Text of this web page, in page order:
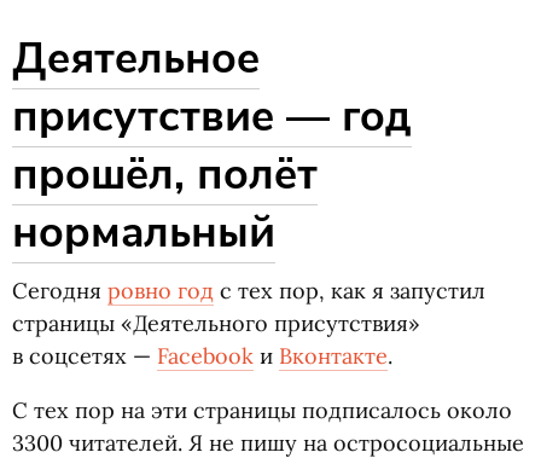
Деятельное
присутствие — год
прошёл, полёт
нормальный
Сегодня ровно год с тех пор, как я запустил
страницы «Деятельного присутствия»
в соцсетях — Facebook и Вконтакте.
С тех пор на эти страницы подписалось около
3300 читателей. Я не пишу на остросоциальные